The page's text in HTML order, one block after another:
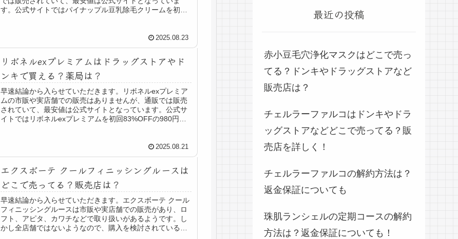
す。公式サイトではパイナップル豆乳除毛クリームを初回
2025.08.23
リボネルexプレミアムはドラッグストアやド
ンキで買える？薬局は？
早速結論から入らせていただきます。リボネルexプレミア
ムの市販や実店舗での販売はありませんが、通販では販売
されていて、最安値は公式サイトとなっています。公式サ
イトではリボネルexプレミアムを初回83%OFFの980円
2025.08.21
エクスボーテ クールフィニッシングルースは
どこで売ってる？販売店は？
早速結論から入らせていただきます。エクスボーテ クール
フィニッシングルースは市販や実店舗での販売があり、ロ
フト、アピタ、カワチなどで取り扱いがあるようです。し
かし全店舗ではないようなので、購入を検討されている方
最近の投稿
赤小豆毛穴浄化マスクはどこで売っ
てる？ドンキやドラッグストアなど
販売店は？
チェルラーファルコはドンキやドラ
ッグストアなどどこで売ってる？販
売店を詳しく！
チェルラーファルコの解約方法は？
返金保証についても
珠肌ランシェルの定期コースの解約
方法は？返金保証についても！